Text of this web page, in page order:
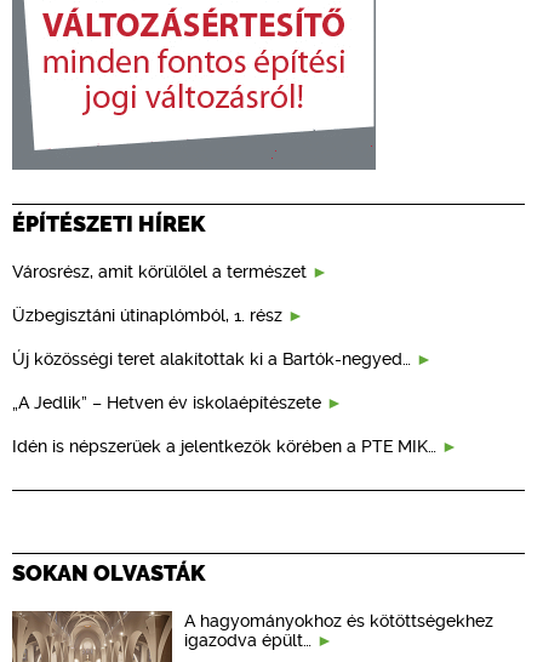
ÉPÍTÉSZETI HÍREK
Városrész, amit körülölel a természet
Üzbegisztáni útinaplómból, 1. rész
Új közösségi teret alakítottak ki a Bartók-negyed…
„A Jedlik” – Hetven év iskolaépítészete
Idén is népszerűek a jelentkezők körében a PTE MIK…
SOKAN OLVASTÁK
A hagyományokhoz és kötöttségekhez
igazodva épült…